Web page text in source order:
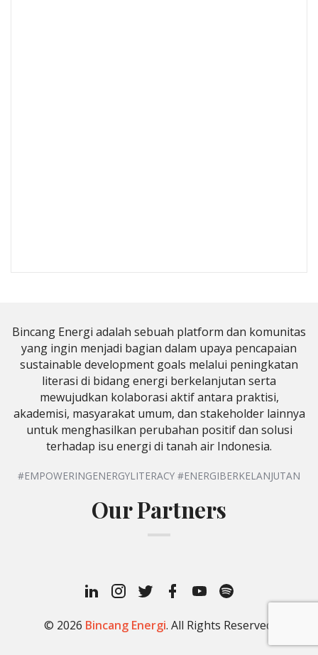
Bincang Energi adalah sebuah platform dan komunitas
yang ingin menjadi bagian dalam upaya pencapaian
sustainable development goals melalui peningkatan
literasi di bidang energi berkelanjutan serta
mewujudkan kolaborasi aktif antara praktisi,
akademisi, masyarakat umum, dan stakeholder lainnya
untuk menghasilkan perubahan positif dan solusi
terhadap isu energi di tanah air Indonesia.
#EMPOWERINGENERGYLITERACY #ENERGIBERKELANJUTAN
Our Partners
LinkedinInstagramTwitterFacebookYoutubeSpotify
© 2026 Bincang Energi. All Rights Reserved.